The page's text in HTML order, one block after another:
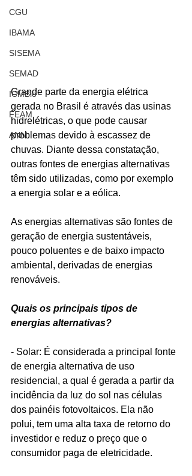
CGU
IBAMA
SISEMA
SEMAD
ICMBio
FEAM
ANM
Grande parte da energia elétrica
gerada no Brasil é através das usinas
hidrelétricas, o que pode causar
problemas devido à escassez de
chuvas. Diante dessa constatação,
outras fontes de energias alternativas
têm sido utilizadas, como por exemplo
a energia solar e a eólica.
As energias alternativas são fontes de
geração de energia sustentáveis,
pouco poluentes e de baixo impacto
ambiental, derivadas de energias
renováveis.
Quais os principais tipos de
energias alternativas?
- Solar: É considerada a principal fonte
de energia alternativa de uso
residencial, a qual é gerada a partir da
incidência da luz do sol nas células
dos painéis fotovoltaicos. Ela não
polui, tem uma alta taxa de retorno do
investidor e reduz o preço que o
consumidor paga de eletricidade.